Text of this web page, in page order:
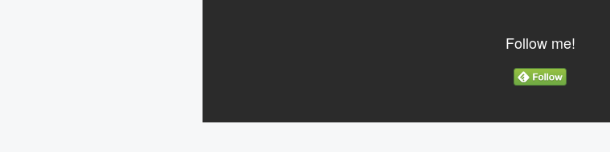
Follow me!